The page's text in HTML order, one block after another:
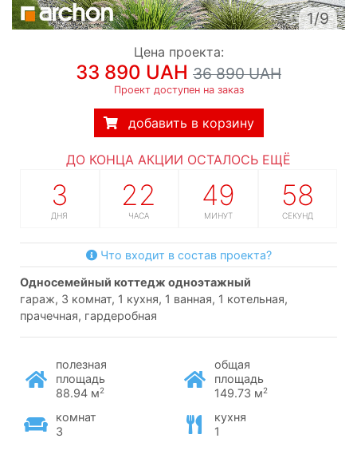
1/9
Цена проекта:
33 890 UAH 36 890 UAH
Проект доступен на заказ
добавить в корзину
ДО КОНЦА АКЦИИ ОСТАЛОСЬ ЕЩЁ
3
ДНЯ
22
ЧАСА
49
МИНУТ
57
СЕКУНД
Что входит в состав проекта?
односемейный коттедж одноэтажный
гараж, 3 комнат, 1 кухня, 1 ванная, 1 котельная,
прачечная, гардеробная
полезная
площадь
88.94 м2
общая
площадь
149.73 м2
комнат
3
кухня
1